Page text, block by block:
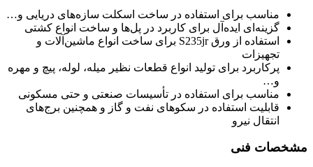
مناسب برای استفاده در ساخت اسکلت سازه‌های دریایی و…
گزینه‌ای ایده‌آل برای کاربرد در پل‌ها و ساخت انواع کشتی
استفاده از ورق S235jr برای ساخت انواع ماشین‌آلات و
تجهیزات
پرکاربرد برای تولید انواع قطعات نظیر میله، لوله، پیچ و مهره
و…
مناسب برای استفاده در تأسیسات صنعتی و حتی مسکونی
قابلیت استفاده در سکوهای نفت و گاز و همچنین برج‌های
انتقال نیرو
مشخصات فنی